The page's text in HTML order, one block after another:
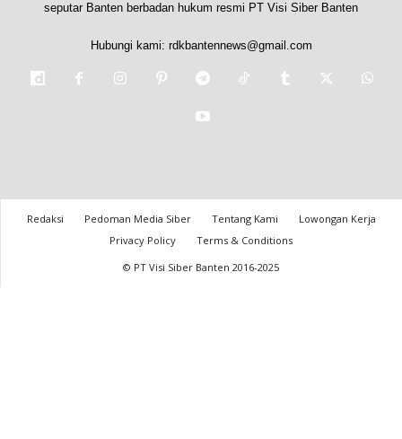
seputar Banten berbadan hukum resmi PT Visi Siber Banten
Hubungi kami: rdkbantennews@gmail.com
Redaksi Pedoman Media Siber Tentang Kami
Lowongan Kerja
Privacy Policy
Terms & Conditions
© PT Visi Siber Banten 2016-2025